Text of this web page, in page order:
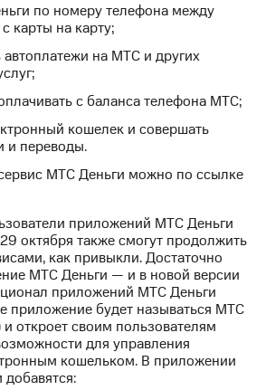
по номеру телефона между
карты на карту;
автоплатежи на МТС и других
с баланса телефона МТС;
кошелек и совершать
и переводы.
МТС Деньги можно по ссылке
приложений МТС Деньги
октября также смогут продолжить
как привыкли. Достаточно
МТС Деньги — и в новой версии
приложений МТС Деньги
приложение будет называться МТС
откроет своим пользователям
для управления
кошельком. В приложении